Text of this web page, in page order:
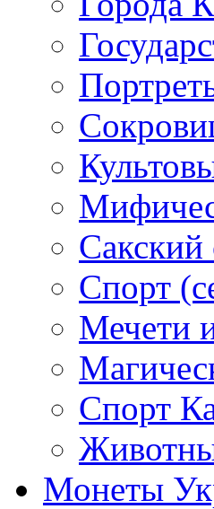
Сакский
Спорт
Мечети
Спорт
Монеты